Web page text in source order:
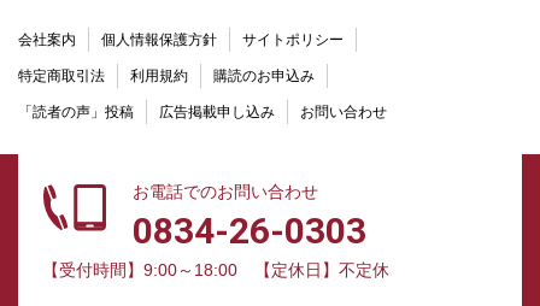
会社案内 個人情報保護方針 サイトポリシー
特定商取引法 利用規約 購読のお申込み
「読者の声」投稿 広告掲載申し込み お問い合わせ
お電話でのお問い合わせ
0834-26-0303
【受付時間】9:00～18:00 【定休日】不定休